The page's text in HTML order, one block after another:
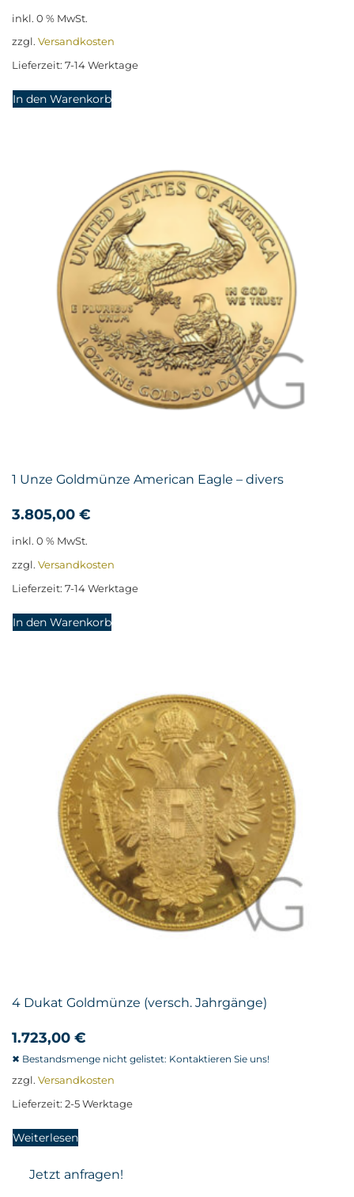
inkl. 0 % MwSt.
zzgl. Versandkosten
Lieferzeit: 7-14 Werktage
In den Warenkorb
1 Unze Goldmünze American Eagle – divers
3.805,00 €
inkl. 0 % MwSt.
zzgl. Versandkosten
Lieferzeit: 7-14 Werktage
In den Warenkorb
4 Dukat Goldmünze (versch. Jahrgänge)
1.723,00 €
zzgl. Versandkosten
Lieferzeit: 2-5 Werktage
Weiterlesen
Jetzt anfragen!